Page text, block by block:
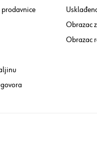
Obrazac
Obrazac